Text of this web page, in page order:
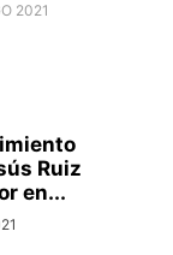
2021
Ruiz
en...